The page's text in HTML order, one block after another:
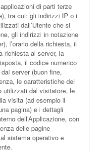
di parti terze
tra cui: gli indirizzi IP o i
dall’Utente che si
gli indirizzi in notazione
l’orario della richiesta, il
richiesta al server, la
il codice numerico
server (buon fine,
le caratteristiche del
utilizzati dal visitatore, le
visita (ad esempio il
pagina) e i dettagli
dell’Applicazione, con
delle pagine
sistema operativo e